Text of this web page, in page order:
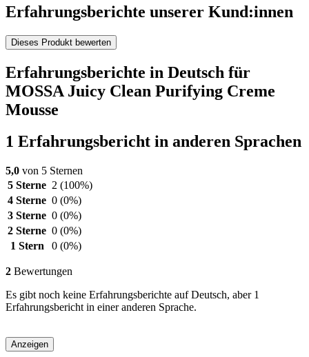
Erfahrungsberichte unserer Kund:innen
Dieses Produkt bewerten
Erfahrungsberichte in Deutsch für
MOSSA Juicy Clean Purifying Creme
Mousse
1 Erfahrungsbericht in anderen Sprachen
5,0 von 5 Sternen
5 Sterne 2 (100%)
4 Sterne 0 (0%)
3 Sterne 0 (0%)
2 Sterne 0 (0%)
1 Stern
0 (0%)
2 Bewertungen
Es gibt noch keine Erfahrungsberichte auf Deutsch, aber 1
Erfahrungsbericht in einer anderen Sprache.
Anzeigen